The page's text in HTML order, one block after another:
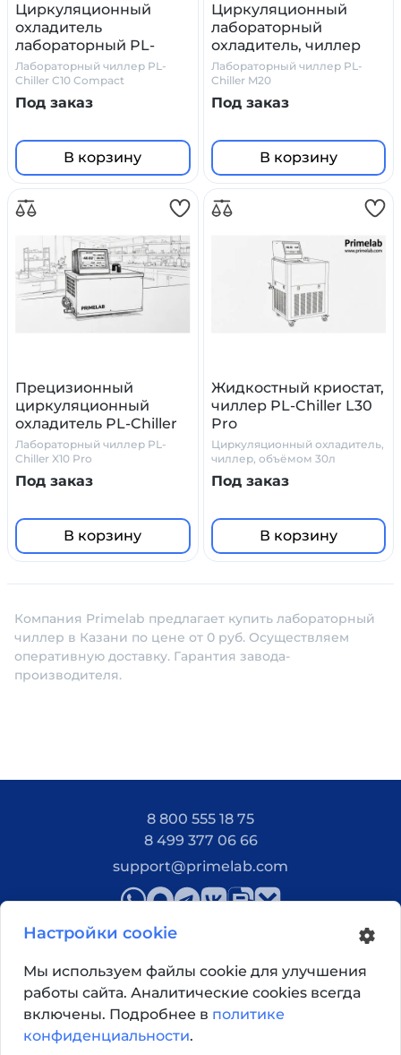
Циркуляционный
охладитель
лабораторный PL-
Chiller C10 Compact
Лабораторный чиллер PL-
Chiller C10 Compact
Под заказ
В корзину
Циркуляционный
лабораторный
охладитель, чиллер
PL-Chiller M20
Лабораторный чиллер PL-
Chiller M20
Под заказ
В корзину
Прецизионный
циркуляционный
охладитель PL-Chiller
X10 Pro
Лабораторный чиллер PL-
Chiller X10 Pro
Под заказ
В корзину
Жидкостный криостат,
чиллер PL-Chiller L30
Pro
Циркуляционный охладитель,
чиллер, объёмом 30л
Под заказ
В корзину
Компания Primelab предлагает купить лабораторный
чиллер в Казани по цене от 0 руб. Осуществляем
оперативную доставку. Гарантия завода-
производителя.
8 800 555 18 75
8 499 377 06 66
support@primelab.com
Как добраться?
Настройки cookie
Мы используем файлы cookie для улучшения
работы сайта. Аналитические cookies всегда
включены. Подробнее в политике
конфиденциальности.